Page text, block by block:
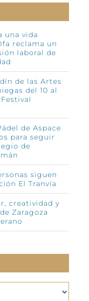
una vida
reclama un
laboral de
de las Artes
del 10 al
de Aspace
para seguir
de
siguen
El Tranvía
creatividad y
Zaragoza